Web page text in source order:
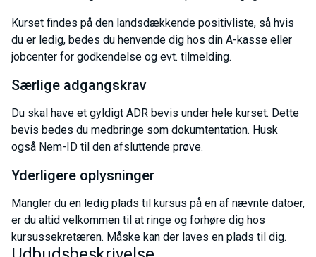
Kurset findes på den landsdækkende positivliste, så hvis
du er ledig, bedes du henvende dig hos din A-kasse eller
jobcenter for godkendelse og evt. tilmelding.
Særlige adgangskrav
Du skal have et gyldigt ADR bevis under hele kurset. Dette
bevis bedes du medbringe som dokumtentation. Husk
også Nem-ID til den afsluttende prøve.
Yderligere oplysninger
Mangler du en ledig plads til kursus på en af nævnte datoer,
er du altid velkommen til at ringe og forhøre dig hos
kursussekretæren. Måske kan der laves en plads til dig.